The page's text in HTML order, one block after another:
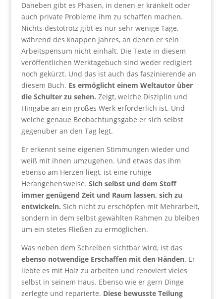
Daneben gibt es Phasen, in denen er kränkelt oder
auch private Probleme ihm zu schaffen machen.
Nichts destotrotz gibt es nur sehr wenige Tage,
während des knappen Jahres, an denen er sein
Arbeitspensum nicht einhält. Die Texte in diesem
veröffentlichen Werktagebuch sind weder redigiert
noch gekürzt. Und das ist auch das faszinierende an
diesem Buch. Es ermöglicht einem Weltautor über
die Schulter zu sehen. Zeigt, welche Disziplin und
Hingabe an ein großes Werk erforderlich ist. Und
welche genaue Beobachtungsgabe er sich selbst
gegenüber an den Tag legt.
Er erkennt seine eigenen Stimmungen wieder und
weiß mit ihnen umzugehen. Und etwas das ihm
ebenso am Herzen liegt, ist eine ruhige
Herangehensweise. Sich selbst und dem Stoff
immer genügend Zeit und Raum lassen, sich zu
entwickeln. Sich nicht zu erschöpfen mit Mehrarbeit,
sondern in dem selbst gewählten Rahmen zu bleiben
um ein stetes Fließen zu ermöglichen.
Was neben dem Schreiben sichtbar wird, ist das
ebenso notwendige Erschaffen mit den Händen. Er
liebte es mit Holz zu arbeiten und renoviert vieles
selbst in seinem Haus. Ebenso wie er gern Dinge
zerlegte und reparierte. Diese bewusste Teilung